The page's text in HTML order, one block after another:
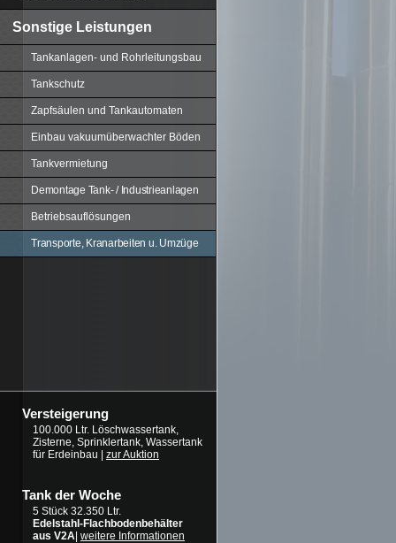
Sonstige Leistungen
Tankanlagen- und Rohrleitungsbau
Tankschutz
Zapfsäulen und Tankautomaten
Einbau vakuumüberwachter Böden
Tankvermietung
Demontage Tank- / Industrieanlagen
Betriebsauflösungen
Transporte, Kranarbeiten u. Umzüge
Versteigerung
100.000 Ltr. Löschwassertank,
Zisterne, Sprinklertank, Wassertank
für Erdeinbau | zur Auktion
Tank der Woche
5 Stück 32.350 Ltr.
Edelstahl-Flachbodenbehälter
aus V2A weitere Informationen